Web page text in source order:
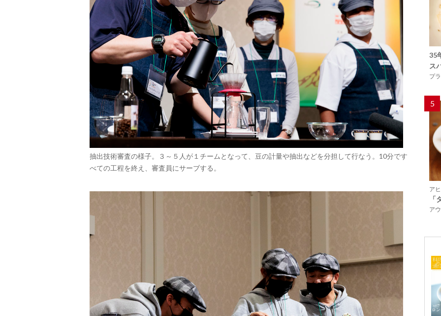
抽出技術審査の様子。３～５人が１チームとなって、豆の計量や抽出などを分担して行なう。10分です
べての工程を終え、審査員にサーブする。
35
ス
プ
5
ア
ア